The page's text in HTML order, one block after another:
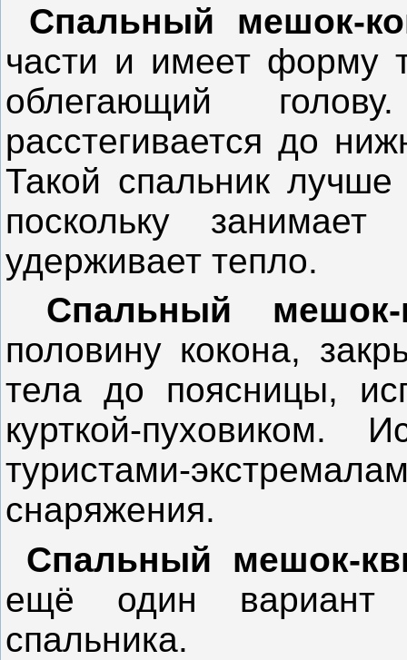
Спальный мешок-
части и имеет форму
облегающий
расстегивается до
Такой спальник
поскольку
удерживает тепло.
Спальный
половину кокона,
тела до поясницы,
курткой-пуховиком.
туристами-
снаряжения.
Спальный мешок-
ещё один вариант
спальника.